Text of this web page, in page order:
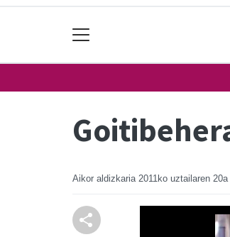
Aikor aldizkaria 2011ko uztailaren 20a